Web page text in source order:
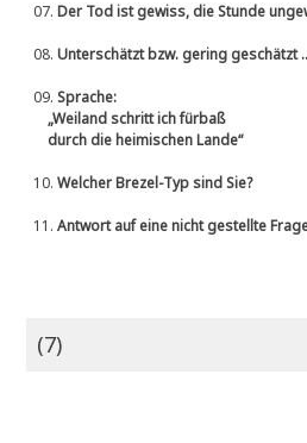
07.Der Tod ist gewiss, die Stunde
08.Unterschätzt bzw. gering geschätzt
09.Sprache:
„Weiland schritt ich fürbaß
durch die heimischen Lande“
10.Welcher Brezel-Typ sind Sie?
11.Antwort auf eine nicht gestellte
(7)